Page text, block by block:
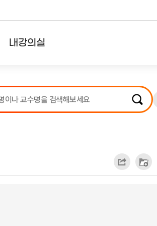
내강의실
강의리스트
수강확인증강의